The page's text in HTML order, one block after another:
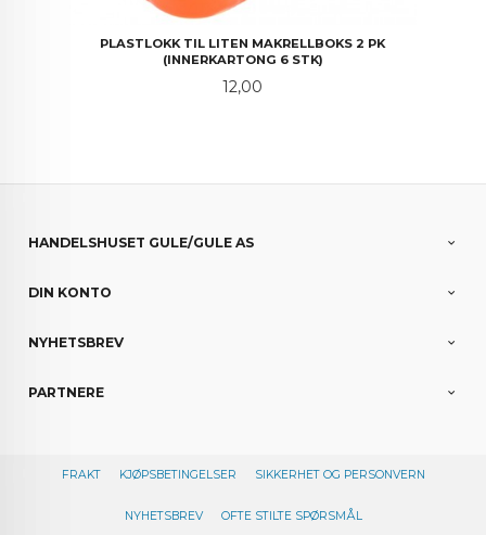
PLASTLOKK TIL LITEN MAKRELLBOKS 2 PK
(INNERKARTONG 6 STK)
Pris
12,00
HANDELSHUSET GULE/GULE AS
DIN KONTO
NYHETSBREV
PARTNERE
FRAKT KJØPSBETINGELSER SIKKERHET OG PERSONVERN
NYHETSBREV OFTE STILTE SPØRSMÅL